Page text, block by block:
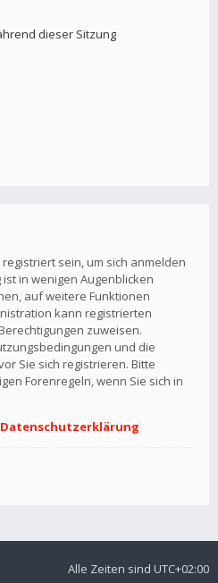
dieser Sitzung
sein, um sich anmelden
in wenigen Augenblicken
auf weitere Funktionen
kann registrierten
zuweisen.
und die
Sie sich registrieren. Bitte
Forenregeln, wenn Sie sich in
Datenschutzerklärung
Alle Zeiten sind UTC+02:00